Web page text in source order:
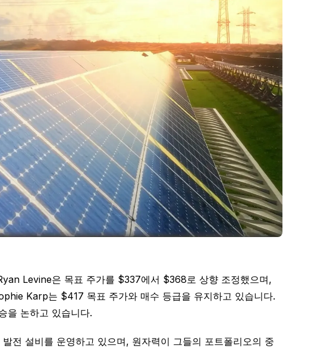
Levine은 목표 주가를 $337에서 $368로 상향 조정했으며,
Karp는 $417 목표 주가와 매수 등급을 유지하고 있습니다.
을 논하고 있습니다.
전 설비를 운영하고 있으며, 원자력이 그들의 포트폴리오의 중